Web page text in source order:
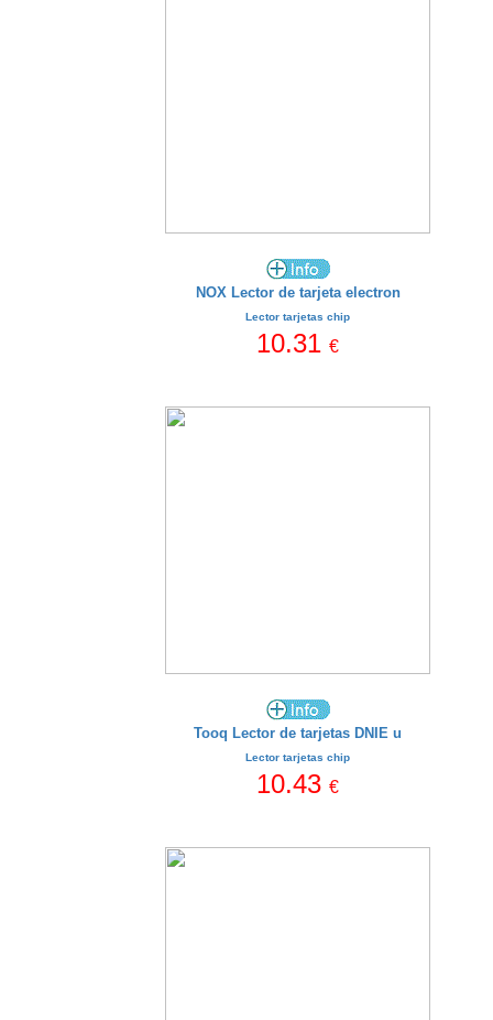
NOX Lector de tarjeta electron
Lector tarjetas chip
10.31 €
Tooq Lector de tarjetas DNIE u
Lector tarjetas chip
10.43 €